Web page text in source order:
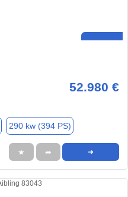
52.980 €
290 kw (394 PS)
★ ➦ ➜